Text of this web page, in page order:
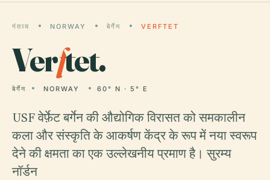
गंतव्य NORWAY बेर्गेन VERFTET
Verftet.
बेर्गेन NORWAY 60° N · 5° E
USF वेर्फ़ेट बर्गेन की औद्योगिक विरासत को समकालीन
कला और संस्कृति के आकर्षण केंद्र के रूप में नया स्वरूप
देने की क्षमता का एक उल्लेखनीय प्रमाण है। सुरम्य
नॉर्डन